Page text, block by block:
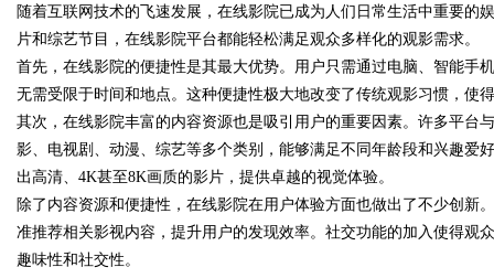
uz
随着互联网技术的飞速发展，在线影院已成为人们日常生活中重要的
片和综艺节目，在线影院平台都能轻松满足观众多样化的观影需求。
首先，在线影院的便捷性是其最大优势。用户只需通过电脑、智能手
无需受限于时间和地点。这种便捷性极大地改变了传统观影习惯，使
其次，在线影院丰富的内容资源也是吸引用户的重要因素。许多平台
影、电视剧、动漫、综艺等多个类别，能够满足不同年龄段和兴趣爱
出高清、4K甚至8K画质的影片，提供卓越的视觉体验。
除了内容资源和便捷性，在线影院在用户体验方面也做出了不少创新
准推荐相关影视内容，提升用户的发现效率。社交功能的加入使得观
趣味性和社交性。
略，照着做